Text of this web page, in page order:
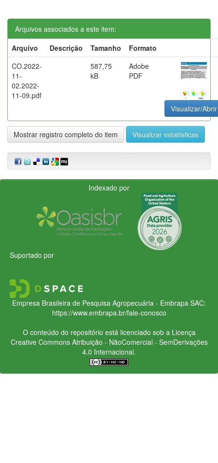
Arquivos associados a este item:
Arquivo
Descrição Tamanho
Formato
CO.2022-
11-
02.2022-
11-09.pdf
587,75
kB
Adobe
PDF
Visualizar/Abrir
Mostrar registro completo do item Visualizar estatísticas
Indexado por
Suportado por
Empresa Brasileira de Pesquisa Agropecuária - Embrapa SAC:
https://www.embrapa.br/fale-conosco
O conteúdo do repositório está licenciado sob a Licença
Creative CommonsAtribuição - NãoComercial - SemDerivações
4.0 Internacional.